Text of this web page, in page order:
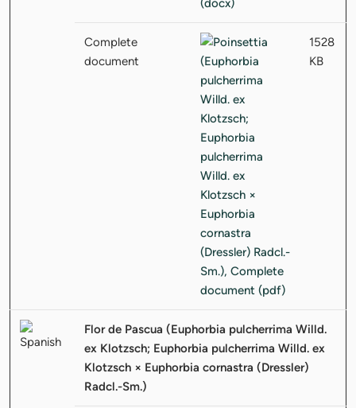
Complete
document
1528
KB
Flor de Pascua (Euphorbia pulcherrima Willd.
ex Klotzsch; Euphorbia pulcherrima Willd. ex
Klotzsch × Euphorbia cornastra (Dressler)
Radcl.-Sm.)